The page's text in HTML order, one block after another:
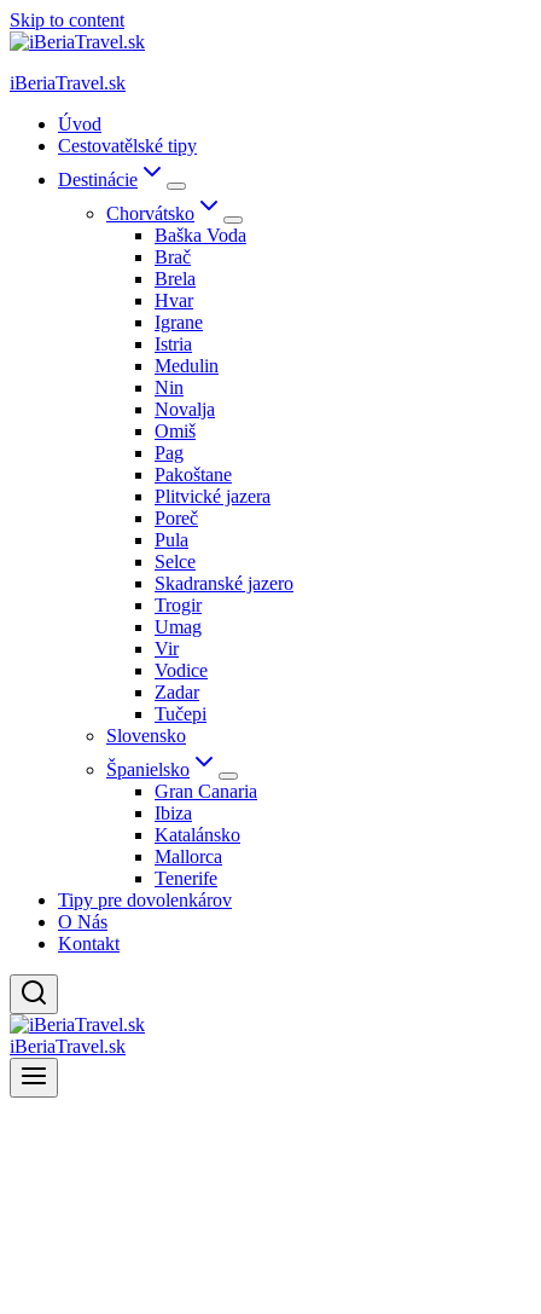
Skip to content
iBeriaTravel.sk
Úvod
Cestovatělské tipy
Destinácie
Chorvátsko
Baška Voda
Brač
Brela
Hvar
Igrane
Istria
Medulin
Nin
Novalja
Omiš
Pag
Pakoštane
Plitvické jazera
Poreč
Pula
Selce
Skadranské jazero
Trogir
Umag
Vir
Vodice
Zadar
Tučepi
Slovensko
Španielsko
Gran Canaria
Ibiza
Katalánsko
Mallorca
Tenerife
Tipy pre dovolenkárov
O Nás
Kontakt
iBeriaTravel.sk